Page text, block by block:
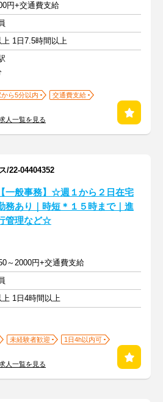
円+交通費支給
上 1日7.5時間以上
から5分以内
交通費支給
人一覧を見る
/22-04404352
【一般事務】☆週１から２日在宅
務あり｜時短＊１５時まで｜進
管理など☆
～2000円+交通費支給
1日4時間以上
未経験者歓迎
1日4h以内可
人一覧を見る